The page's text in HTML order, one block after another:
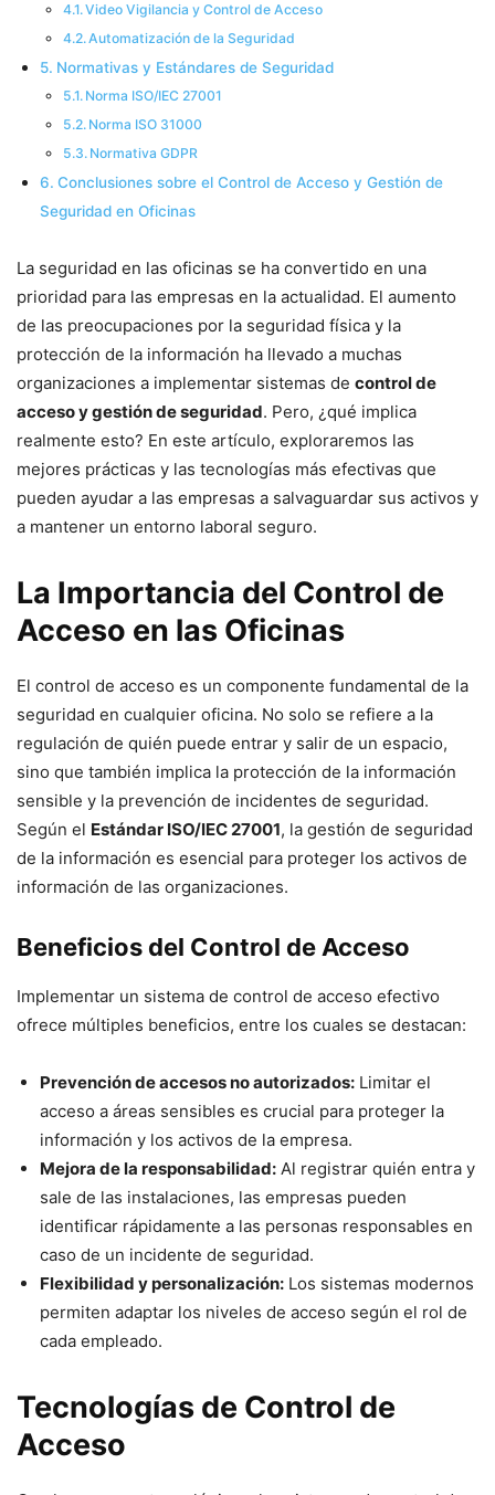
Video Vigilancia y Control de Acceso
Automatización de la Seguridad
Normativas y Estándares de Seguridad
Norma ISO/IEC 27001
Norma ISO 31000
Normativa GDPR
Conclusiones sobre el Control de Acceso y Gestión de
Seguridad en Oficinas
La seguridad en las oficinas se ha convertido en una
prioridad para las empresas en la actualidad. El aumento
de las preocupaciones por la seguridad física y la
protección de la información ha llevado a muchas
organizaciones a implementar sistemas de control de
acceso y gestión de seguridad. Pero, ¿qué implica
realmente esto? En este artículo, exploraremos las
mejores prácticas y las tecnologías más efectivas que
pueden ayudar a las empresas a salvaguardar sus activos y
a mantener un entorno laboral seguro.
La Importancia del Control de
Acceso en las Oficinas
El control de acceso es un componente fundamental de la
seguridad en cualquier oficina. No solo se refiere a la
regulación de quién puede entrar y salir de un espacio,
sino que también implica la protección de la información
sensible y la prevención de incidentes de seguridad.
Según el Estándar ISO/IEC 27001, la gestión de seguridad
de la información es esencial para proteger los activos de
información de las organizaciones.
Beneficios del Control de Acceso
Implementar un sistema de control de acceso efectivo
ofrece múltiples beneficios, entre los cuales se destacan:
Prevención de accesos no autorizados: Limitar el
acceso a áreas sensibles es crucial para proteger la
información y los activos de la empresa.
Mejora de la responsabilidad: Al registrar quién entra y
sale de las instalaciones, las empresas pueden
identificar rápidamente a las personas responsables en
caso de un incidente de seguridad.
Flexibilidad y personalización: Los sistemas modernos
permiten adaptar los niveles de acceso según el rol de
cada empleado.
Tecnologías de Control de
Acceso